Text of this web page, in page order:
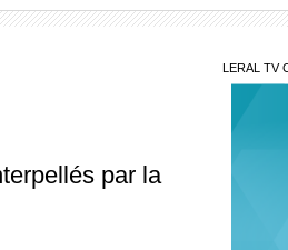
par la
LERAL TV